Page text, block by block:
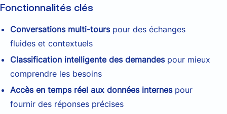
Fonctionnalités clés
Conversations multi-tourspour des échanges
fluides et contextuels
Classification intelligente des demandespour mieux
comprendre les besoins
Accès en temps réel aux données internespour
fournir des réponses précises